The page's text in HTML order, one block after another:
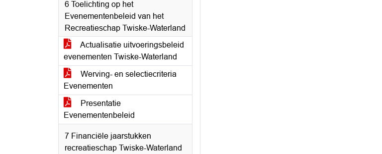
6 Toelichting op het
Evenementenbeleid van het
Recreatieschap Twiske-Waterland
Actualisatie uitvoeringsbeleid
evenementen Twiske-Waterland
Werving- en selectiecriteria
Evenementen
Presentatie
Evenementenbeleid
7 Financiële jaarstukken
recreatieschap Twiske-Waterland